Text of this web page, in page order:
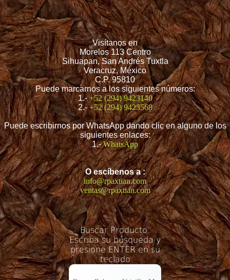
Visítanos en
Morelos 113 Centro
Sihuapan, San Andrés Tuxtla
Veracruz, México
C.P. 95810
Puede marcarnos a los siguientes números:
1.-+52 (294) 9423140
2.-+52 (294) 9423568
Puede escribirnos por WhatsApp dando clic en alguno de los
siguientes enlaces:
1.-WhatsApp
O escíbenos a :
info@rpaxtian.com
ventas@rpaxtian.com
Buscar Producto.
Escriba su búsqueda y
presione ENTER en su
teclado